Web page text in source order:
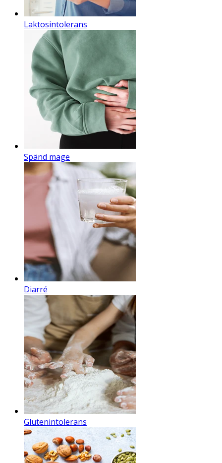
Laktosintolerans
Spänd mage
Diarré
Glutenintolerans